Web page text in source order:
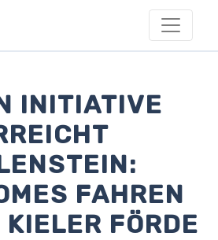
INITIATIVE
FAHREN
FÖRDE